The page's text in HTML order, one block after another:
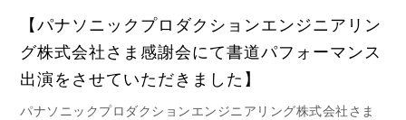
【パナソニックプロダクションエンジニアリン
グ株式会社さま感謝会にて書道パフォーマンス
出演をさせていただきました】
パナソニックプロダクションエンジニアリング株式会社さま